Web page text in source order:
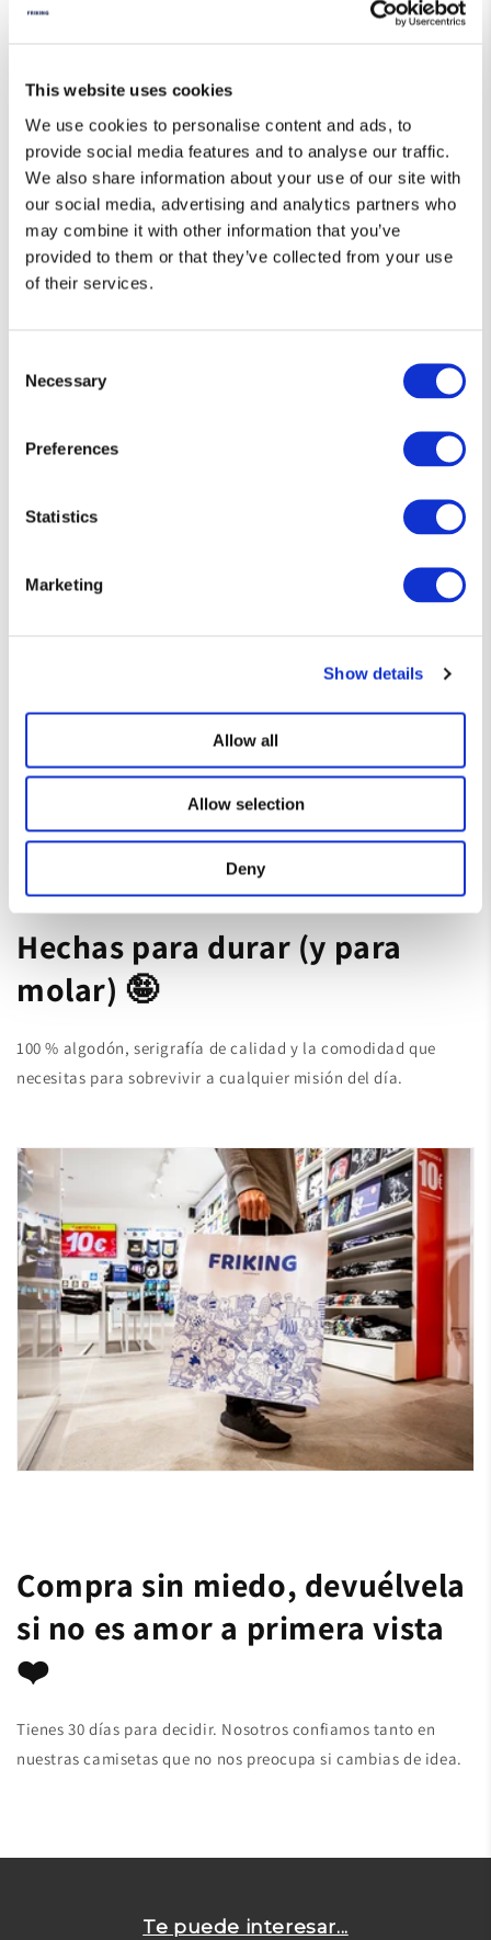
This website uses cookies
We use cookies to personalise content and ads, to
provide social media features and to analyse our traffic.
We also share information about your use of our site with
our social media, advertising and analytics partners who
may combine it with other information that you’ve
provided to them or that they’ve collected from your use
of their services.
Selection
Necessary
Preferences
Statistics
Marketing
Show details
Allow all
Allow selection
Deny
Camisetas únicas, con el toque justo de humor y estilo friki.
forma de expresarte.
Hechas para durar (y para
molar) 🤪
100 % algodón, serigrafía de calidad y la comodidad que
necesitas para sobrevivir a cualquier misión del día.
Compra sin miedo, devuélvela
si no es amor a primera vista
❤️
Tienes 30 días para decidir. Nosotros confiamos tanto en
nuestras camisetas que no nos preocupa si cambias de idea.
Te puede interesar...